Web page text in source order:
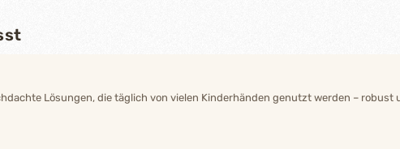
Lösungen, die täglich von vielen Kinderhänden genutzt werden – robust